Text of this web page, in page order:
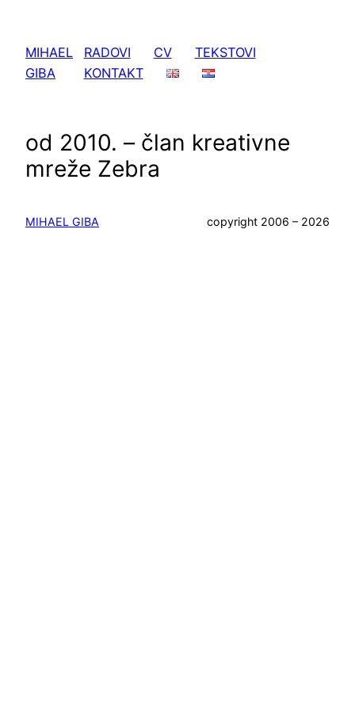
sadržaja
MIHAEL
GIBA
RADOVI CV
TEKSTOVI
KONTAKT
od 2010. – član kreativne
mreže Zebra
MIHAEL GIBA copyright 2006 – 2026